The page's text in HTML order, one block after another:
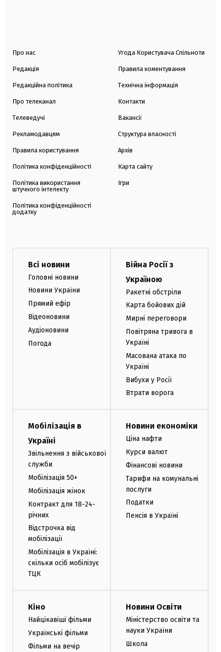
Про нас
Редакція
Редакційна політика
Про телеканал
Телеведучі
Рекламодавцям
Правила користування
Політика конфіденційності
Політика використання
штучного інтелекту
Політика конфіденційності
додатку
Угода Користувача Спільноти
Правила коментування
Технічна інформація
Контакти
Вакансії
Структура власності
Архів
Карта сайту
Ігри
Всі новини
Головні новини
Новини України
Прямий ефір
Відеоновини
Аудіоновини
Погода
Війна Росії з
Україною
Ракетні обстріли
Карта бойових дій
Мирні переговори
Повітряна тривога в
Україні
Масована атака по
Україні
Вибухи у Росії
Втрати ворога
Мобілізація в
Україні
Звільнення з військової
служби
Мобілізація 50+
Мобілізація жінок
Контракт для 18-24-
річних
Відстрочка від
мобілізації
Мобілізація в Україні:
скільки осіб мобілізує
ТЦК
Новини економіки
Ціна нафти
Курси валют
Фінансові новини
Тарифи на комунальні
послуги
Податки
Пенсія в Україні
Кіно
Найцікавіші фільми
Українські фільми
Фільми на вечір
Новини Освіти
Міністерство освіти та
науки України
Школа